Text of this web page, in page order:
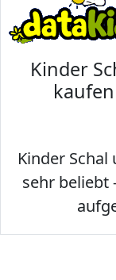
Kinder
Kinder
sehr beliebt